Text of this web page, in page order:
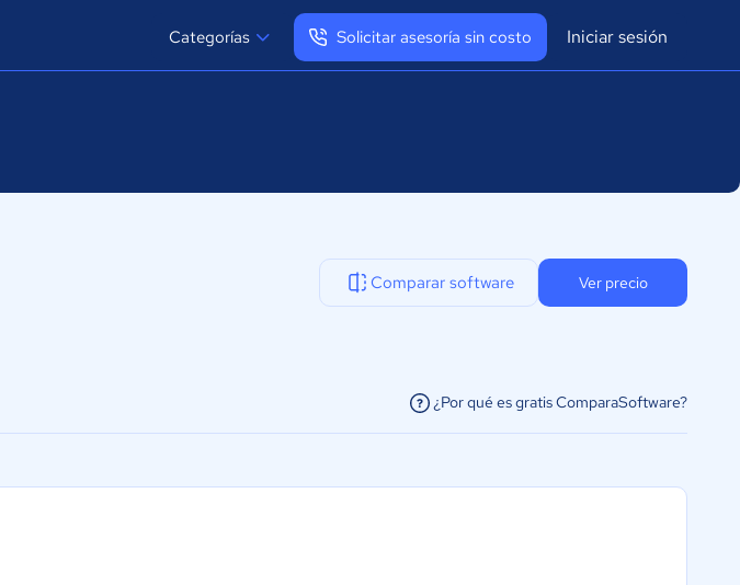
Categorías Solicitar asesoría sin costo Iniciar sesión
Comparar software Ver precio
¿Por qué es gratis ComparaSoftware?